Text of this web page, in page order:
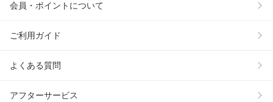
会員・ポイントについて
ご利用ガイド
よくある質問
アフターサービス